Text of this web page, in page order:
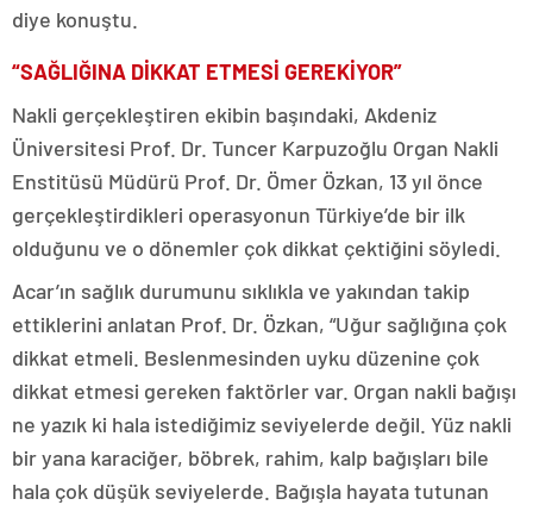
diye konuştu.
“SAĞLIĞINA DİKKAT ETMESİ GEREKİYOR”
Nakli gerçekleştiren ekibin başındaki, Akdeniz
Üniversitesi Prof. Dr. Tuncer Karpuzoğlu Organ Nakli
Enstitüsü Müdürü Prof. Dr. Ömer Özkan, 13 yıl önce
gerçekleştirdikleri operasyonun Türkiye’de bir ilk
olduğunu ve o dönemler çok dikkat çektiğini söyledi.
Acar’ın sağlık durumunu sıklıkla ve yakından takip
ettiklerini anlatan Prof. Dr. Özkan, “Uğur sağlığına çok
dikkat etmeli. Beslenmesinden uyku düzenine çok
dikkat etmesi gereken faktörler var. Organ nakli bağışı
ne yazık ki hala istediğimiz seviyelerde değil. Yüz nakli
bir yana karaciğer, böbrek, rahim, kalp bağışları bile
hala çok düşük seviyelerde. Bağışla hayata tutunan